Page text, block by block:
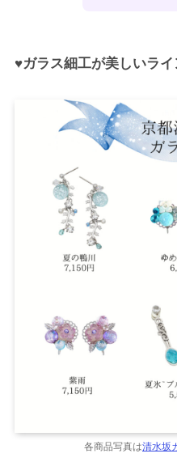
♥ガラス細工が美しいラ
各商品写真は清水坂